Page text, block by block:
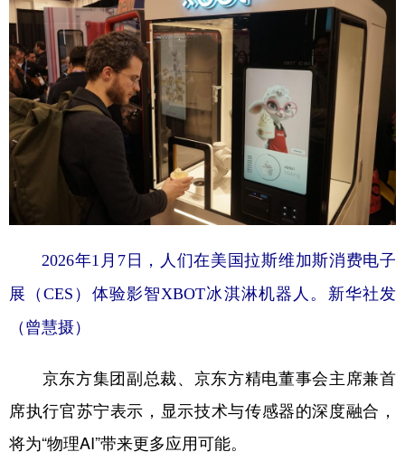
2026年1月7日，人们在美国拉斯维加斯消费电子
展（CES）体验影智XBOT冰淇淋机器人。新华社发
（曾慧摄）
京东方集团副总裁、京东方精电董事会主席兼首
席执行官苏宁表示，显示技术与传感器的深度融合，
将为“物理AI”带来更多应用可能。